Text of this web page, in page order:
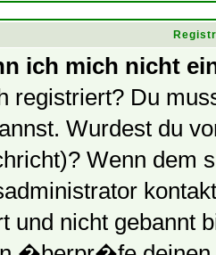
ich mich nicht
registriert? Du
Wurdest du
Wenn dem
und nicht gebannt